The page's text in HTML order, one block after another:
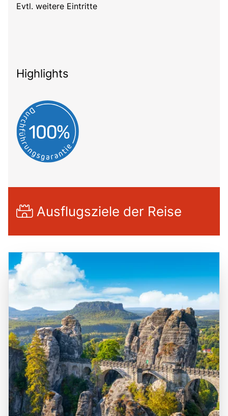
Evtl. weitere Eintritte
Highlights
Ausflugsziele der Reise